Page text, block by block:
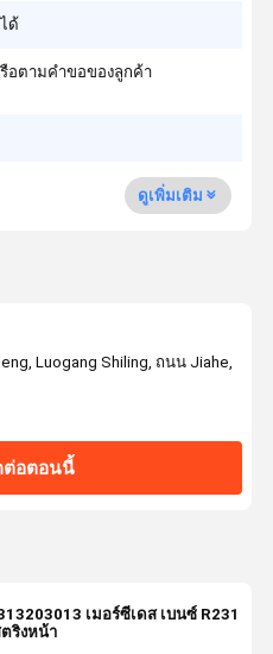
ด้
อตามคำขอของลูกค้า
ดูเพิ่มเติม
Luogang Shiling, ถนน Jiahe,
ต่อตอนนี้
เมอร์ซีเดส เบนซ์ R231
ริงหน้า